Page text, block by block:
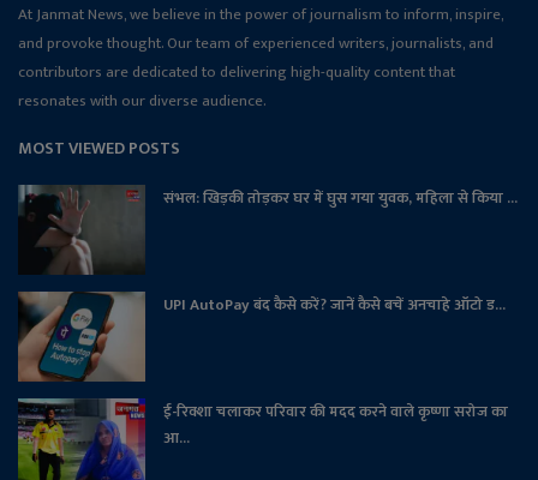
At Janmat News, we believe in the power of journalism to inform, inspire,
and provoke thought. Our team of experienced writers, journalists, and
contributors are dedicated to delivering high-quality content that
resonates with our diverse audience.
MOST VIEWED POSTS
संभल: खिड़की तोड़कर घर में घुस गया युवक, महिला से किया ...
UPI AutoPay बंद कैसे करें? जानें कैसे बचें अनचाहे ऑटो ड...
ई-रिक्शा चलाकर परिवार की मदद करने वाले कृष्णा सरोज का
आ...